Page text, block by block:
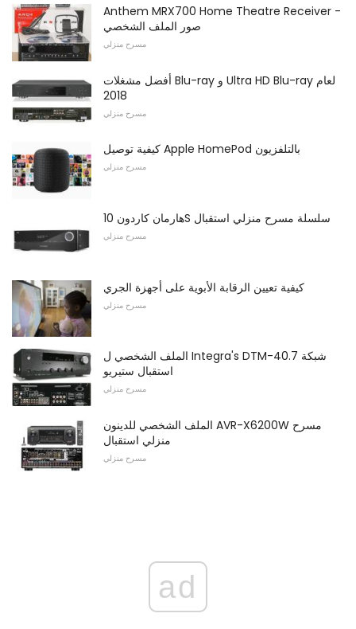
Anthem MRX700 Home Theatre Receiver -
صور الملف الشخصي
مسرح منزلي
أفضل مشغلات Blu-ray و Ultra HD Blu-ray لعام
2018
مسرح منزلي
كيفية توصيل Apple HomePod بالتلفزيون
مسرح منزلي
هارمان كاردون 10S سلسلة مسرح منزلي استقبال
مسرح منزلي
كيفية تعيين الرقابة الأبوية على أجهزة الجري
مسرح منزلي
الملف الشخصي ل Integra's DTM-40.7 شبكة
استقبال ستيريو
مسرح منزلي
الملف الشخصي للدينون AVR-X6200W مسرح
منزلي استقبال
مسرح منزلي
ad